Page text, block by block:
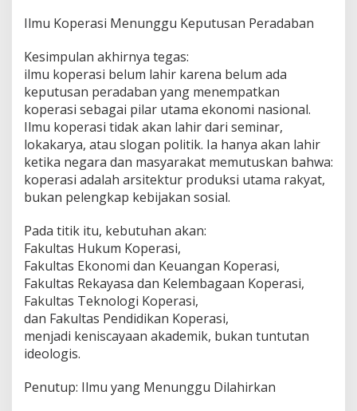
Ilmu Koperasi Menunggu Keputusan Peradaban
Kesimpulan akhirnya tegas:
ilmu koperasi belum lahir karena belum ada
keputusan peradaban yang menempatkan
koperasi sebagai pilar utama ekonomi nasional.
Ilmu koperasi tidak akan lahir dari seminar,
lokakarya, atau slogan politik. Ia hanya akan lahir
ketika negara dan masyarakat memutuskan bahwa:
koperasi adalah arsitektur produksi utama rakyat,
bukan pelengkap kebijakan sosial.
Pada titik itu, kebutuhan akan:
Fakultas Hukum Koperasi,
Fakultas Ekonomi dan Keuangan Koperasi,
Fakultas Rekayasa dan Kelembagaan Koperasi,
Fakultas Teknologi Koperasi,
dan Fakultas Pendidikan Koperasi,
menjadi keniscayaan akademik, bukan tuntutan
ideologis.
Penutup: Ilmu yang Menunggu Dilahirkan